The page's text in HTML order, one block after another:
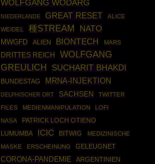
WOLFGANG WODARG
NIEDERLANDE GREAT RESET
ALICE
WEIDEL
種STREAM NATO
MWGFD ALIEN BIONTECH MARS
DRITTES REICH
WOLFGANG
GREULICH
SUCHARIT BHAKDI
BUNDESTAG MRNA-INJEKTION
DELPHISCHER ORT SACHSEN
TWITTER
FILES
MEDIENMANIPULATION
LOFI
NASA
PATRICK LOCH OTIENO
LUMUMBA
ICIC BITWIG
MEDIZINISCHE
MASKE
ERSCHEINUNG GELEUGNET
CORONA-PANDEMIE ARGENTINIEN